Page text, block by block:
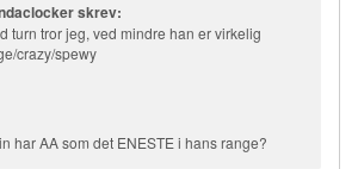
skrev:
turn tror jeg, ved mindre han er virkelig
crazy/spewy
har AA som det ENESTE i hans range?